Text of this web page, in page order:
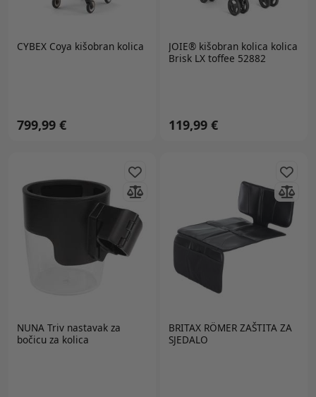
CYBEX Coya kišobran kolica
799,99 €
JOIE® kišobran kolica kolica
Brisk LX toffee 52882
119,99 €
NUNA Triv nastavak za
bočicu za kolica
BRITAX RÖMER ZAŠTITA ZA
SJEDALO